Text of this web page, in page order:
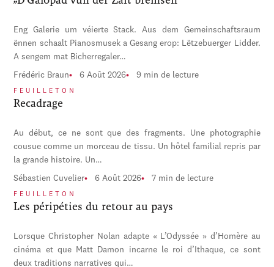
Eng Galerie um véierte Stack. Aus dem Gemeinschaftsraum
ënnen schaalt Pianosmusek a Gesang erop: Lëtzebuerger Lidder.
A sengem mat Bicherregaler…
Frédéric Braun 6 Août 2026 9 min de lecture
FEUILLETON
Recadrage
Au début, ce ne sont que des fragments. Une photographie
cousue comme un morceau de tissu. Un hôtel familial repris par
la grande histoire. Un…
Sébastien Cuvelier 6 Août 2026 7 min de lecture
FEUILLETON
Les péripéties du retour au pays
Lorsque Christopher Nolan adapte « L’Odyssée » d’Homère au
cinéma et que Matt Damon incarne le roi d’Ithaque, ce sont
deux traditions narratives qui…